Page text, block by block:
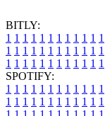
BITLY:
1 1 1 1 1 1 1 1 1 1 1 1
1 1 1 1 1 1 1 1 1 1 1 1
1 1 1 1 1 1 1 1 1 1 1 1
SPOTIFY:
1 1 1 1 1 1 1 1 1 1 1 1
1 1 1 1 1 1 1 1 1 1 1 1